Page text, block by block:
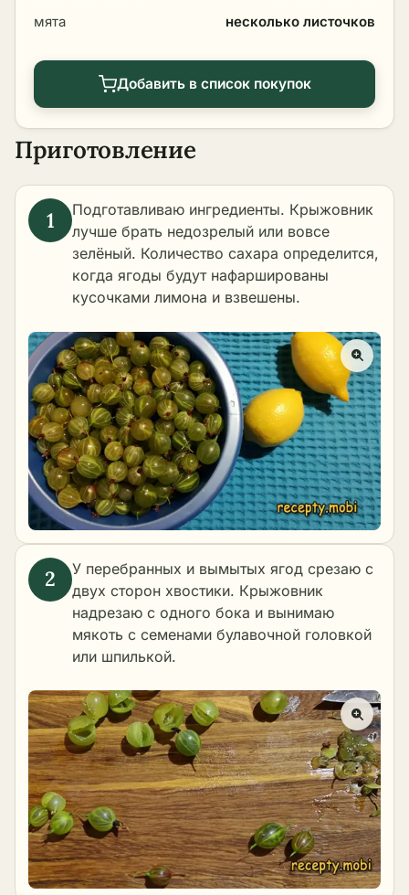
мята несколько листочков
Добавить в список покупок
Приготовление
Подготавливаю ингредиенты. Крыжовник
лучше брать недозрелый или вовсе
зелёный. Количество сахара определится,
когда ягоды будут нафаршированы
кусочками лимона и взвешены.
У перебранных и вымытых ягод срезаю с
двух сторон хвостики. Крыжовник
надрезаю с одного бока и вынимаю
мякоть с семенами булавочной головкой
или шпилькой.